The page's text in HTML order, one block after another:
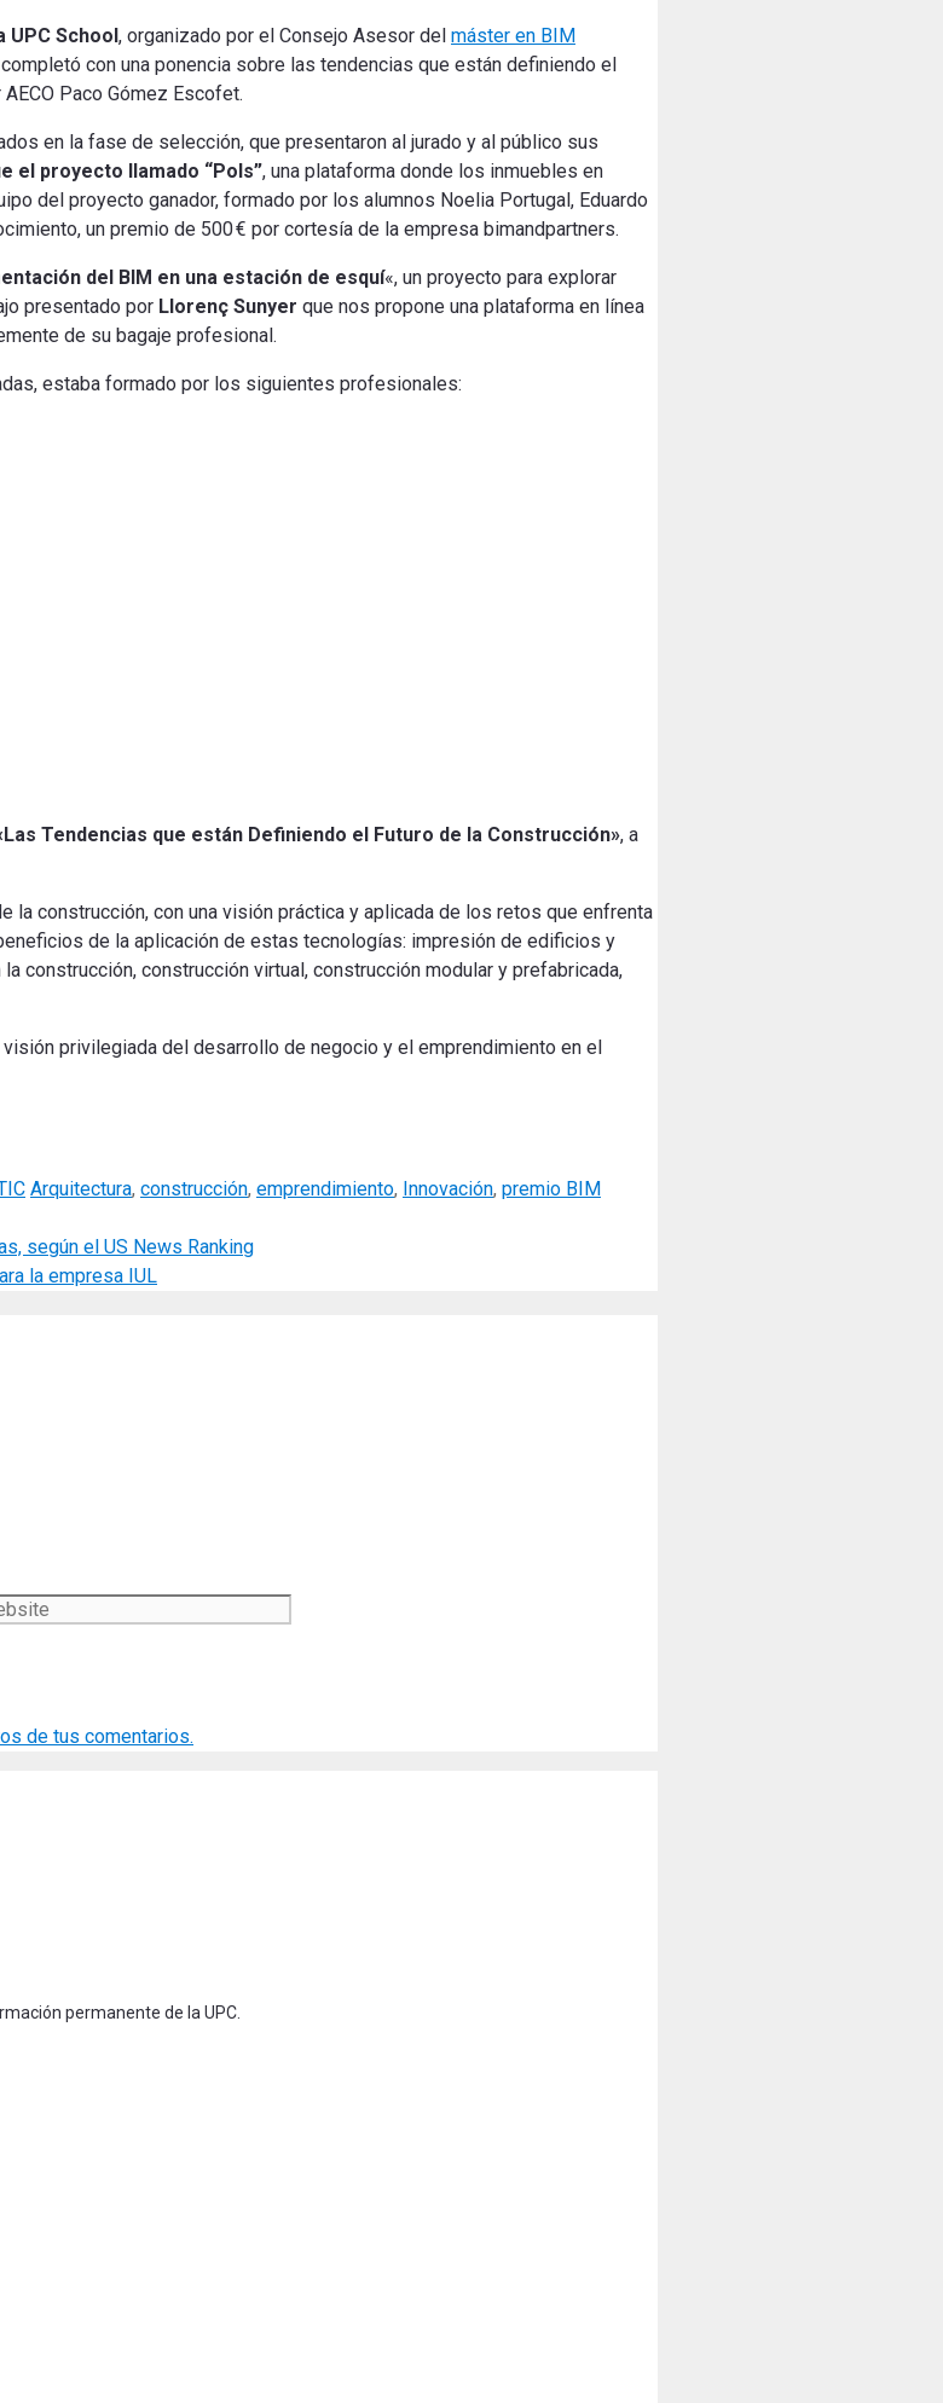
UPC School, organizado por el Consejo Asesor del máster en BIM
con una ponencia sobre las tendencias que están definiendo el
Paco Gómez Escofet.
en la fase de selección, que presentaron al jurado y al público sus
el proyecto llamado “Pols”, una plataforma donde los inmuebles en
del proyecto ganador, formado por los alumnos Noelia Portugal, Eduardo
un premio de 500 € por cortesía de la empresa bimandpartners.
del BIM en una estación de esquí«, un proyecto para explorar
presentado por Llorenç Sunyer que nos propone una plataforma en línea
de su bagaje profesional.
estaba formado por los siguientes profesionales:
Tendencias que están Definiendo el Futuro de la Construcción», a
construcción, con una visión práctica y aplicada de los retos que enfrenta
de la aplicación de estas tecnologías: impresión de edificios y
construcción, construcción virtual, construcción modular y prefabricada,
visión privilegiada del desarrollo de negocio y el emprendimiento en el
Tags
Arquitectura, construcción, emprendimiento, Innovación, premio BIM
según el US News Ranking
la empresa IUL
de tus comentarios.
permanente de la UPC.